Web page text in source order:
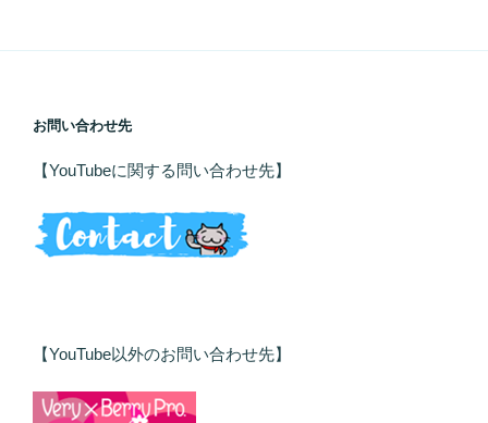
お問い合わせ先
【YouTubeに関する問い合わせ先】
【YouTube以外のお問い合わせ先】